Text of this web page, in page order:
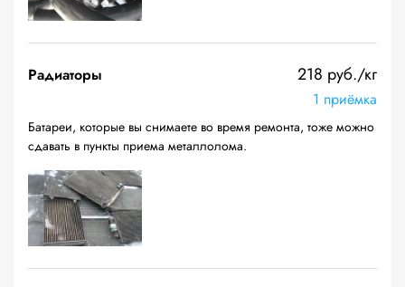
Радиаторы 218 руб./кг
1 приёмка
Батареи, которые вы снимаете во время ремонта, тоже можно
сдавать в пункты приема металлолома.